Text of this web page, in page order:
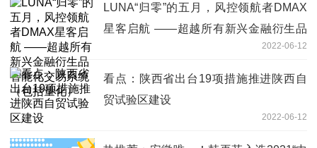
LUNA“归零”的五月，风控领航者DMAX
星客启航 ——超越所有新兴金融衍生品
2022-06-12
看点：陕西省出台19项措施推进陕西自
贸试验区建设
2022-06-12